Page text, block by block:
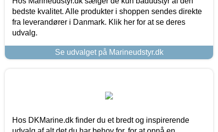
bedste kvalitet. Alle produkter i shoppen sendes direkte
fra leverandører i Danmark. Klik her for at se deres
udvalg.
Se udvalget på Marineudstyr.dk
Hos DKMarine.dk finder du et bredt og inspirerende